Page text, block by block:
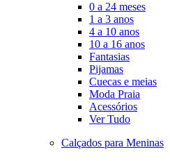
0 a 24 meses
1 a 3 anos
4 a 10 anos
10 a 16 anos
Fantasias
Pijamas
Cuecas e meias
Moda Praia
Acessórios
Ver Tudo
Calçados para Meninas